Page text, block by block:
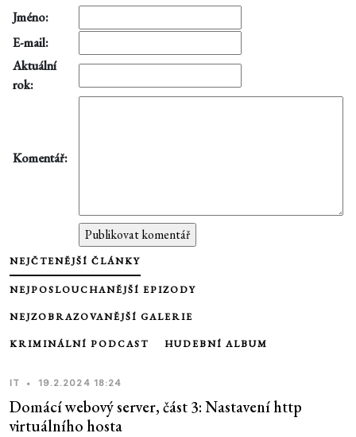
Jméno:
E-mail:
Aktuální
rok:
Komentář:
NEJČTENĚJŠÍ ČLÁNKY
NEJPOSLOUCHANĚJŠÍ EPIZODY
NEJZOBRAZOVANĚJŠÍ GALERIE
KRIMINÁLNÍ PODCAST HUDEBNÍ ALBUM
IT • 19.2.2024 18:24
Domácí webový server, část 3: Nastavení http
virtuálního hosta